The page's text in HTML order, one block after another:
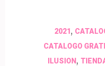
2021,
CATALOGO
ILUSION,